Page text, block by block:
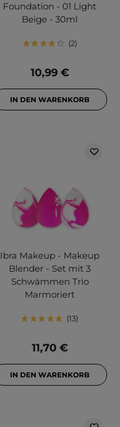
Foundation - 01 Light
Beige - 30ml
2
10,99 €
IN DEN WARENKORB
Ibra Makeup - Makeup
Blender - Set mit 3
Schwämmen Trio
Marmoriert
13
11,70 €
IN DEN WARENKORB